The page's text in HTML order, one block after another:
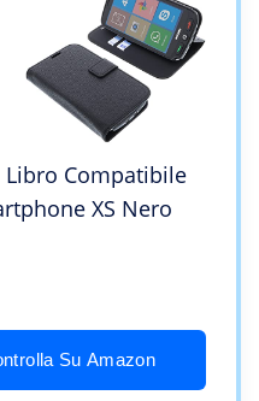
Compatibile
XS Nero
Su Amazon